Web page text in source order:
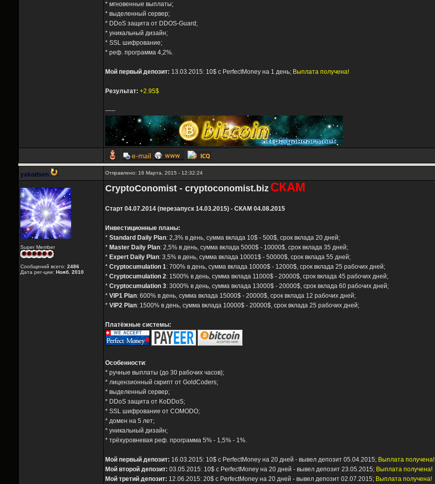
* мгновенные выплаты;
* выделенный сервер;
* DDoS защита от DDOS-Guard;
* уникальный дизайн;
* SSL шифрование;
* реф. программа 4,2%.
Мой первый депозит: 13.03.2015: 10$ с PerfectMoney на 1 день; Выплата получена!
Результат: +2.95$
-----
yakodsen Отправлено: 16 Марта, 2015 - 12:32:24
Super Member
Сообщений всего: 2486
Дата рег-ции: Нояб. 2010
CryptoConomist - cryptoconomist.biz СКАМ
Старт 04.07.2014 (перезапуск 14.03.2015) - СКАМ 04.08.2015
Инвестиционные планы:
* Standard Daily Plan: 2,3% в день, сумма вклада 10$ - 500$, срок вклада 20 дней;
* Master Daily Plan: 2,5% в день, сумма вклада 5000$ - 10000$, срок вклада 35 дней;
* Expert Daily Plan: 3,5% в день, сумма вклада 10001$ - 50000$, срок вклада 55 дней;
* Cryptocumulation 1: 700% в день, сумма вклада 10000$ - 12000$, срок вклада 25 рабочих дней;
* Cryptocumulation 2: 1500% в день, сумма вклада 11000$ - 20000$, срок вклада 45 рабочих дней;
* Cryptocumulation 3: 3000% в день, сумма вклада 13000$ - 20000$, срок вклада 60 рабочих дней;
* VIP1 Plan: 600% в день, сумма вклада 15000$ - 20000$, срок вклада 12 рабочих дней;
* VIP2 Plan: 1500% в день, сумма вклада 10000$ - 20000$, срок вклада 25 рабочих дней;
Платёжные системы:
Особенности:
* ручные выплаты (до 30 рабочих часов);
* лицензионный скрипт от GoldCoders;
* выделенный сервер;
* DDoS защита от KoDDoS;
* SSL шифрование от COMODO;
* домен на 5 лет;
* уникальный дизайн;
* трёхуровневая реф. программа 5% - 1,5% - 1%.
Мой первый депозит: 16.03.2015: 10$ с PerfectMoney на 20 дней - вывел депозит 05.04.2015; Выплата получена!
Мой второй депозит: 03.05.2015: 10$ с PerfectMoney на 20 дней - вывел депозит 23.05.2015; Выплата получена!
Мой третий депозит: 12.06.2015: 20$ с PerfectMoney на 20 дней - вывел депозит 02.07.2015; Выплата получена!